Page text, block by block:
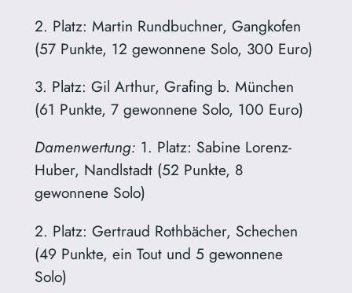
2. Platz: Martin Rundbuchner, Gangkofen
(57 Punkte, 12 gewonnene Solo, 300 Euro)
3. Platz: Gil Arthur, Grafing b. München
(61 Punkte, 7 gewonnene Solo, 100 Euro)
Damenwertung: 1. Platz: Sabine Lorenz-
Huber, Nandlstadt (52 Punkte, 8
gewonnene Solo)
2. Platz: Gertraud Rothbächer, Schechen
(49 Punkte, ein Tout und 5 gewonnene
Solo)